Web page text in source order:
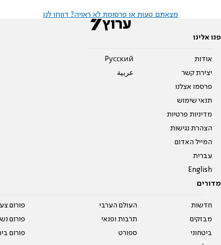
מצאתם טעות או פרסומת לא ראויה? דווחו לנו
פנו אלינו
אודות
יצירת קשר
פרסמו אצלנו
תנאי שימוש
מדיניות פרטיות
הצהרת נגישות
המייל האדום
עברית
English
Pусский
عربية
מדורים
חדשות
מבזקים
ביטחוני
העולם הערבי
תרבות ופנאי
ספורט
פורום
פורום
פורום